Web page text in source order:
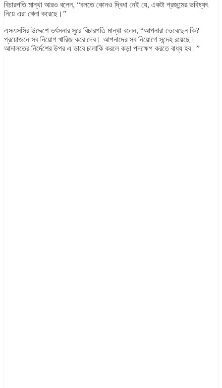
বিচারপতি মান্থা আরও বলেন, “বলতে কোনও দ্বিধা নেই যে, একটা প্রজন্মের ভবিষ্যৎ
নিয়ে এরা খেলা করেছে।”
এসএসসির উদ্দেশে ভর্ৎসনার সুরে বিচারপতি মান্থা বলেন, “আপনারা ভেবেছেন কি?
প্রয়োজনে সব নিয়োগ খারিজ করে দেব। আপনাদের সব নিয়োগে সন্দেহ রয়েছে।
আদালতের নির্দেশের উপর এ ভাবে চালাকি করলে কড়া পদক্ষেপ করতে বাধ্য হব।”